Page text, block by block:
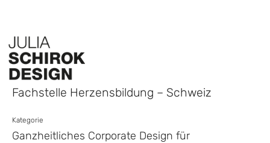
Fachstelle Herzensbildung – Schweiz
Kategorie
Ganzheitliches Corporate Design für